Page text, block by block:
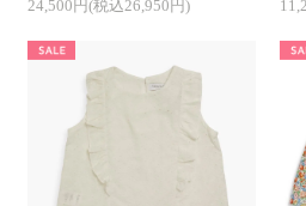
名誉ある受賞を記念し、アマイアキッズの
【Amaia Kids (アマイアキッズ)について】
【メディア掲載・POP UP情報】
【Q&A よくあるご質問】
リンク
24,500円(税込26,950円)